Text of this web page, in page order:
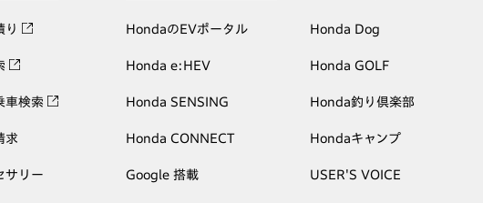
り
車検索
求
サリー
HondaのEVポータル
Honda e:HEV
Honda SENSING
Honda CONNECT
Google 搭載
Honda Dog
Honda GOLF
Honda釣り倶楽部
Hondaキャンプ
USER'S VOICE